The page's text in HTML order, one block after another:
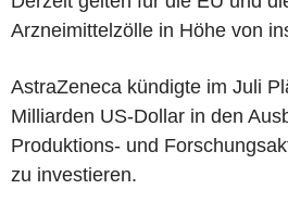
Arzneimittelzölle in Höhe von
AstraZeneca kündigte im Juli
Milliarden US-Dollar in den
Produktions- und
zu investieren.